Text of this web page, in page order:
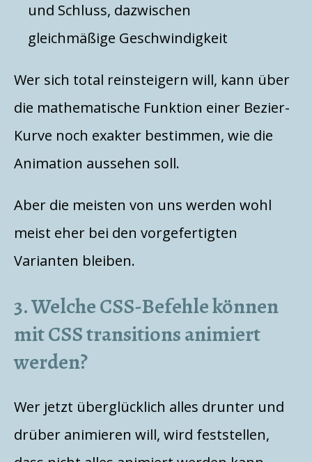
und Schluss, dazwischen
gleichmäßige Geschwindigkeit
Wer sich total reinsteigern will, kann über
die mathematische Funktion einer Bezier-
Kurve noch exakter bestimmen, wie die
Animation aussehen soll.
Aber die meisten von uns werden wohl
meist eher bei den vorgefertigten
Varianten bleiben.
3. Welche CSS-Befehle können
mit CSS transitions animiert
werden?
Wer jetzt überglücklich alles drunter und
drüber animieren will, wird feststellen,